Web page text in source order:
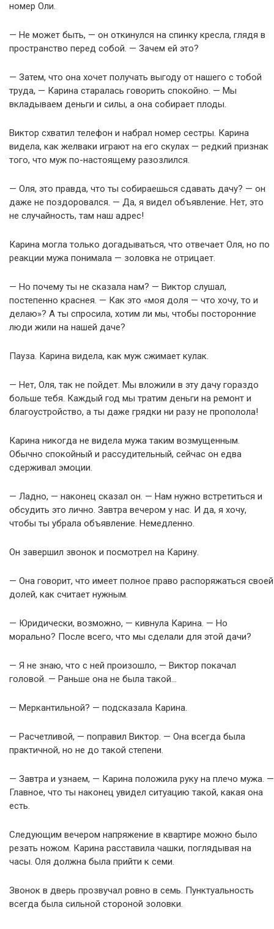
номер Оли.
— Не может быть, — он откинулся на спинку кресла, глядя в
пространство перед собой. — Зачем ей это?
— Затем, что она хочет получать выгоду от нашего с тобой
труда, — Карина старалась говорить спокойно. — Мы
вкладываем деньги и силы, а она собирает плоды.
Виктор схватил телефон и набрал номер сестры. Карина
видела, как желваки играют на его скулах — редкий признак
того, что муж по-настоящему разозлился.
— Оля, это правда, что ты собираешься сдавать дачу? — он
даже не поздоровался. — Да, я видел объявление. Нет, это
не случайность, там наш адрес!
Карина могла только догадываться, что отвечает Оля, но по
реакции мужа понимала — золовка не отрицает.
— Но почему ты не сказала нам? — Виктор слушал,
постепенно краснея. — Как это «моя доля — что хочу, то и
делаю»? А ты спросила, хотим ли мы, чтобы посторонние
люди жили на нашей даче?
Пауза. Карина видела, как муж сжимает кулак.
— Нет, Оля, так не пойдет. Мы вложили в эту дачу гораздо
больше тебя. Каждый год мы тратим деньги на ремонт и
благоустройство, а ты даже грядки ни разу не прополола!
Карина никогда не видела мужа таким возмущенным.
Обычно спокойный и рассудительный, сейчас он едва
сдерживал эмоции.
— Ладно, — наконец сказал он. — Нам нужно встретиться и
обсудить это лично. Завтра вечером у нас. И да, я хочу,
чтобы ты убрала объявление. Немедленно.
Он завершил звонок и посмотрел на Карину.
— Она говорит, что имеет полное право распоряжаться своей
долей, как считает нужным.
— Юридически, возможно, — кивнула Карина. — Но
морально? После всего, что мы сделали для этой дачи?
— Я не знаю, что с ней произошло, — Виктор покачал
головой. — Раньше она не была такой…
— Меркантильной? — подсказала Карина.
— Расчетливой, — поправил Виктор. — Она всегда была
практичной, но не до такой степени.
— Завтра и узнаем, — Карина положила руку на плечо мужа. —
Главное, что ты наконец увидел ситуацию такой, какая она
есть.
Следующим вечером напряжение в квартире можно было
резать ножом. Карина расставила чашки, поглядывая на
часы. Оля должна была прийти к семи.
Звонок в дверь прозвучал ровно в семь. Пунктуальность
всегда была сильной стороной золовки.